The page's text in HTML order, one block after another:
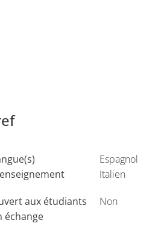
Espagnol
Italien
aux étudiants
échange
Non